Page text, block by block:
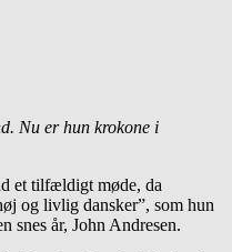
Nu er hun krokone i
et tilfældigt møde, da
og livlig dansker”, som hun
snes år, John Andresen.